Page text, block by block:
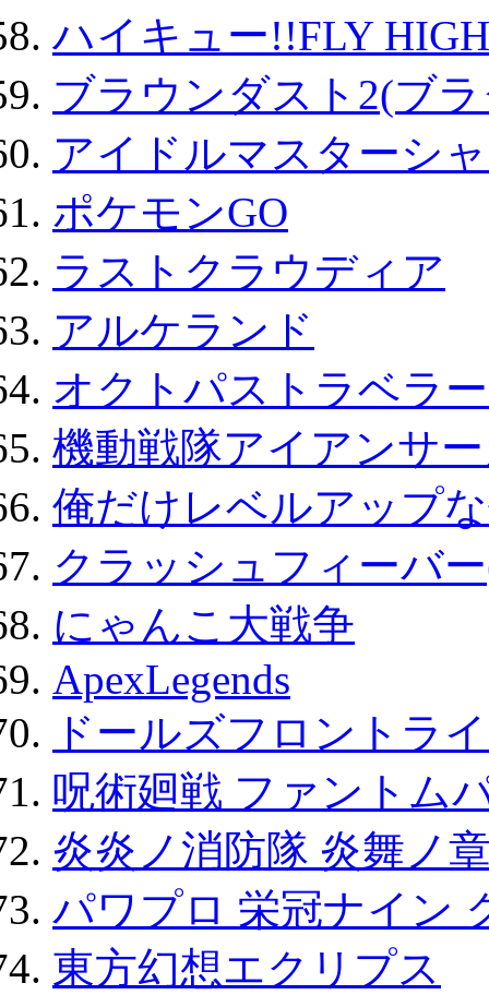
ハイキュー!!FLY HIGH
ブラウンダスト2(ブ
アイドルマスターシ
ポケモンGO
ラストクラウディア
アルケランド
オクトパストラベラ
機動戦隊アイアンサ
俺だけレベルアップ
クラッシュフィーバ
にゃんこ大戦争
ApexLegends
ドールズフロントラ
呪術廻戦 ファントム
炎炎ノ消防隊 炎舞ノ
パワプロ 栄冠ナイン
東方幻想エクリプス